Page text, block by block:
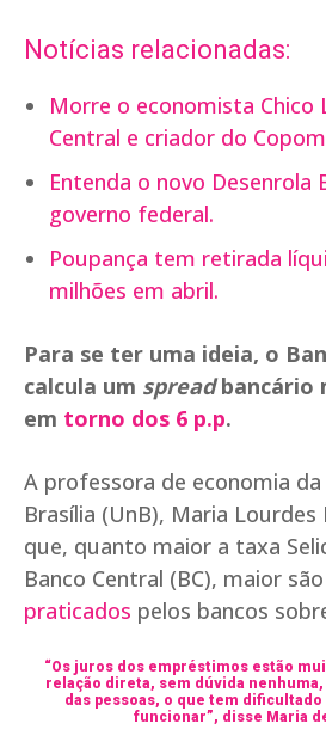
Notícias relacionadas:
Morre o economista Chico
Central e criador do
Entenda o novo Desenrola
governo federal.
Poupança tem retirada
milhões em abril.
Para se ter uma ideia, o
calcula um spreadbancário
em torno dos 6 p.p.
A professora de economia
Brasília (UnB), Maria
que, quanto maior a taxa
Banco Central (BC), maior
praticados pelos bancos
“Os juros dos empréstimos estão
relação direta, sem dúvida
das pessoas, o que tem
funcionar”, disse Maria